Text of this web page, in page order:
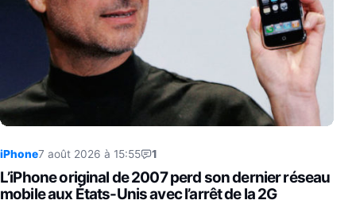
iPhone7 août 2026 à 15:55 1
L’iPhone original de 2007 perd son dernier réseau
mobile aux États-Unis avec l’arrêt de la 2G